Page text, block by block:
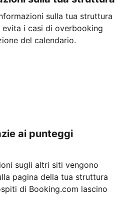
sulla tua struttura
i casi di overbooking
del calendario.
ai punteggi
sugli altri siti vengono
pagina della tua struttura
di Booking.com lascino